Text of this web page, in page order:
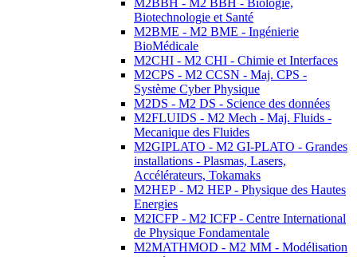
M2BBH - M2 BBH - Biologie,
Biotechnologie et Santé
M2BME - M2 BME - Ingénierie
BioMédicale
M2CHI - M2 CHI - Chimie et Interfaces
M2CPS - M2 CCSN - Maj. CPS -
Système Cyber Physique
M2DS - M2 DS - Science des données
M2FLUIDS - M2 Mech - Maj. Fluids -
Mecanique des Fluides
M2GIPLATO - M2 GI-PLATO - Grandes
installations - Plasmas, Lasers,
Accélérateurs, Tokamaks
M2HEP - M2 HEP - Physique des Hautes
Energies
M2ICFP - M2 ICFP - Centre International
de Physique Fondamentale
M2MATHMOD - M2 MM - Modélisation